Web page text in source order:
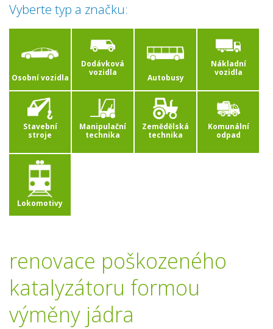
Vyberte typ a značku:
Osobní vozidla
Dodávková
vozidla
Autobusy
Nákladní
vozidla
Stavební
stroje
Manipulační
technika
Zemědělská
technika
Komunální
odpad
Lokomotivy
renovace poškozeného
katalyzátoru formou
výměny jádra